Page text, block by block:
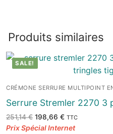
Produits similaires
SALE!
CRÉMONE SERRURE MULTIPOINT
Serrure Stremler 2270 3
251,14€ Le
initial
198,66 €Le
actuel
TTC